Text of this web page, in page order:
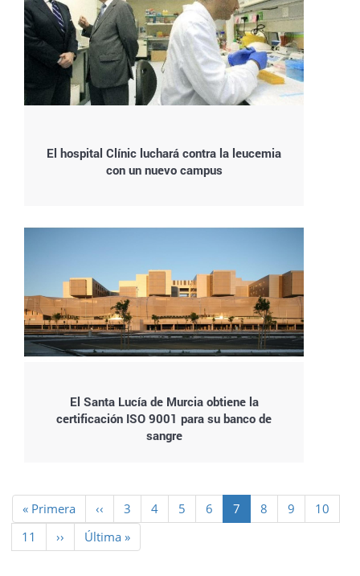
El hospital Clínic luchará contra la leucemia
con un nuevo campus
El Santa Lucía de Murcia obtiene la
certificación ISO 9001 para su banco de
sangre
Paginación
Primera
página
« Primera
Página
anterior
‹‹ Page
3 Page
4 Page
5 Page
6
Página
actual
7 Page
8 Page
9 Page
10
Page
11
Siguiente
página
››
Última
página
Última »